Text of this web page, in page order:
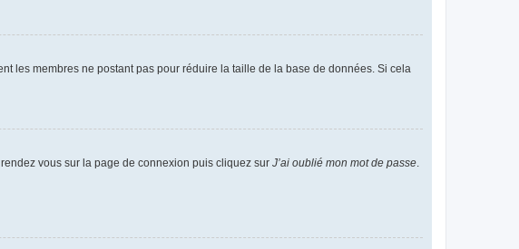
les membres ne postant pas pour réduire la taille de la base de données. Si cela
vous sur la page de connexion puis cliquez sur J’ai oublié mon mot de passe